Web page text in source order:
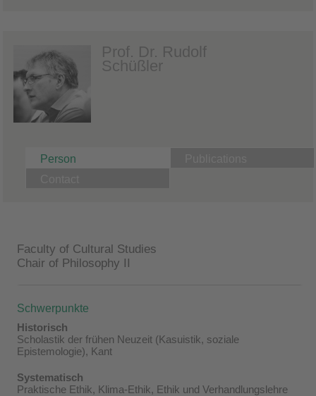
Prof. Dr. Rudolf
Schüßler
Person
Faculty of Cultural Studies
Chair of Philosophy II
Schwerpunkte
Historisch
Scholastik der frühen Neuzeit (Kasuistik, soziale
Epistemologie), Kant
Systematisch
Praktische Ethik, Klima-Ethik, Ethik und Verhandlungslehre